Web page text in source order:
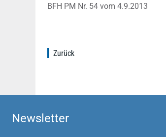
BFH PM Nr. 54 vom 4.9.2013
Zurück
Newsletter